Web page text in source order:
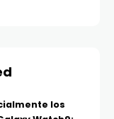
los